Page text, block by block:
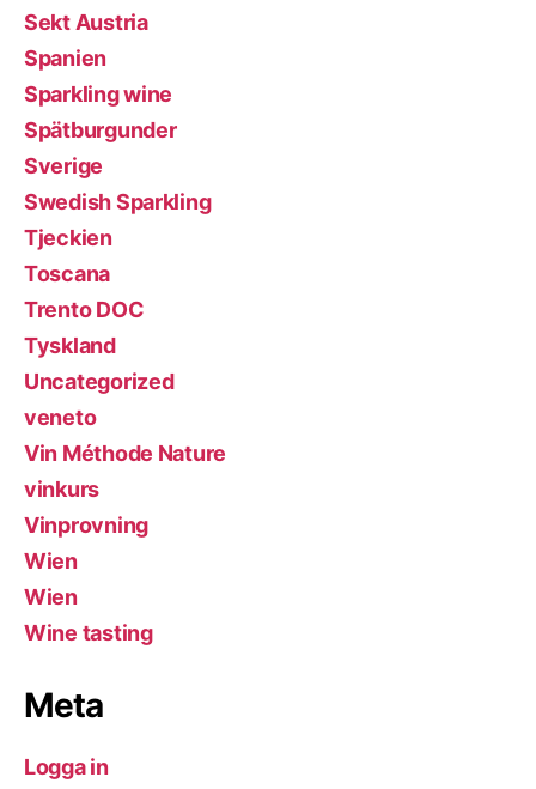
Sekt Austria
Spanien
Sparkling wine
Spätburgunder
Sverige
Swedish Sparkling
Tjeckien
Toscana
Trento DOC
Tyskland
Uncategorized
veneto
Vin Méthode Nature
vinkurs
Vinprovning
Wien
Wien
Wine tasting
Meta
Logga in